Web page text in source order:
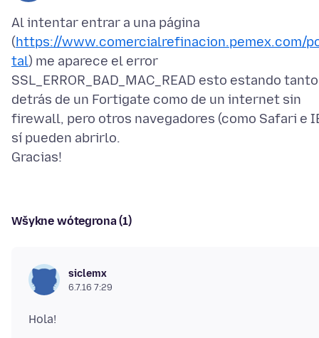
Al intentar entrar a una página
(https://www.comercialrefinacion.pemex.com/
tal) me aparece el error
SSL_ERROR_BAD_MAC_READ esto estando tanto
detrás de un Fortigate como de un internet sin
firewall, pero otros navegadores (como Safari e
sí pueden abrirlo.
Wšykne wótegrona (1)
siclemx
6.7.16 7:29